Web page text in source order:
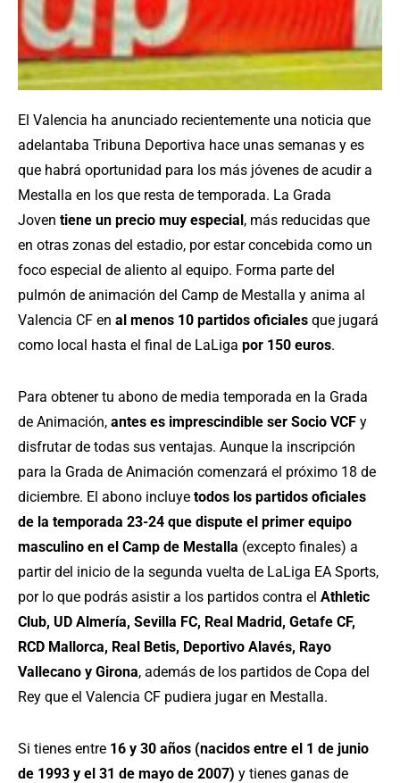
El Valencia ha anunciado recientemente una noticia que
adelantaba Tribuna Deportiva hace unas semanas y es
que habrá oportunidad para los más jóvenes de acudir a
Mestalla en los que resta de temporada. La Grada
Joven tiene un precio muy especial , más reducidas que
en otras zonas del estadio, por estar concebida como un
foco especial de aliento al equipo. Forma parte del
pulmón de animación del Camp de Mestalla y anima al
Valencia CF en al menos 10 partidos oficiales que jugará
como local hasta el final de LaLiga por 150 euros.
Para obtener tu abono de media temporada en la Grada
de Animación, antes es imprescindible ser Socio VCF y
disfrutar de todas sus ventajas. Aunque la inscripción
para la Grada de Animación comenzará el próximo 18 de
diciembre. El abono incluye todos los partidos oficiales
de la temporada 23-24 que dispute el primer equipo
masculino en el Camp de Mestalla (excepto finales) a
partir del inicio de la segunda vuelta de LaLiga EA Sports,
por lo que podrás asistir a los partidos contra el Athletic
Club, UD Almería, Sevilla FC, Real Madrid, Getafe CF,
RCD Mallorca, Real Betis, Deportivo Alavés, Rayo
Vallecano y Girona, además de los partidos de Copa del
Rey que el Valencia CF pudiera jugar en Mestalla.
Si tienes entre 16 y 30 años (nacidos entre el 1 de junio
de 1993 y el 31 de mayo de 2007) y tienes ganas de